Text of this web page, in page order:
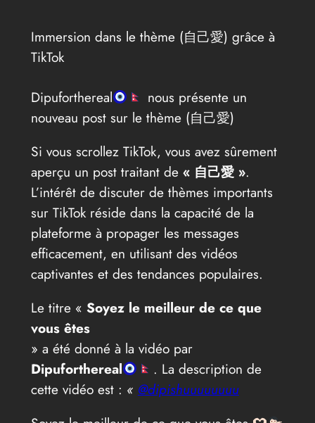
Immersion dans le thème (自己愛) grâce à
TikTok
Dipuforthereal
nous présente un
nouveau post sur le thème (自己愛)
Si vous scrollez TikTok, vous avez sûrement
aperçu un post traitant de « 自己愛 ».
L’intérêt de discuter de thèmes importants
sur TikTok réside dans la capacité de la
plateforme à propager les messages
efficacement, en utilisant des vidéos
captivantes et des tendances populaires.
Le titre « Soyez le meilleur de ce que
vous êtes
» a été donné à la vidéo par
Dipuforthereal
. La description de
cette vidéo est : « @dipishuuuuuuuu